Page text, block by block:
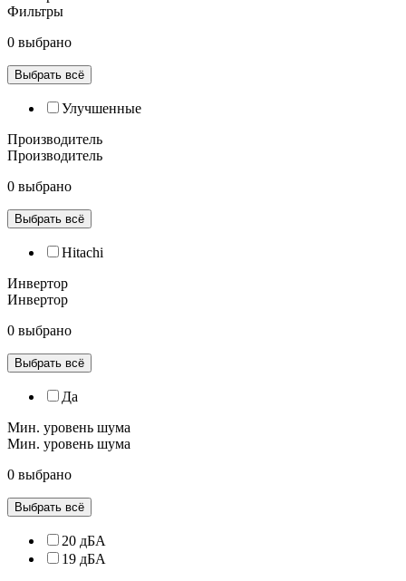
Фильтры
0 выбрано
Выбрать всё
Улучшенные
Производитель
Производитель
0 выбрано
Выбрать всё
Hitachi
Инвертор
Инвертор
0 выбрано
Выбрать всё
Да
Мин. уровень шума
Мин. уровень шума
0 выбрано
Выбрать всё
20 дБА
19 дБА